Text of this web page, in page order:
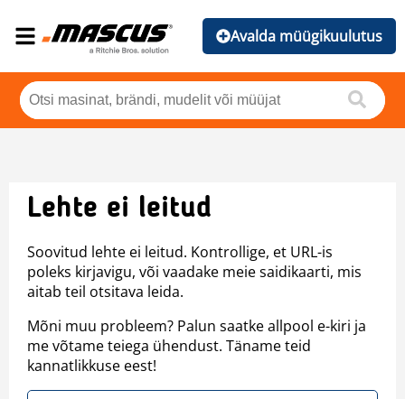
Avalda müügikuulutus
Lehte ei leitud
Soovitud lehte ei leitud. Kontrollige, et URL-is
poleks kirjavigu, või vaadake meie saidikaarti, mis
aitab teil otsitava leida.
Mõni muu probleem? Palun saatke allpool e-kiri ja
me võtame teiega ühendust. Täname teid
kannatlikkuse eest!